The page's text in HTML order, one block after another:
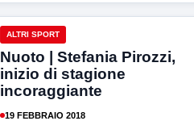
ALTRI SPORT
Nuoto | Stefania Pirozzi,
inizio di stagione
incoraggiante
19 FEBBRAIO 2018